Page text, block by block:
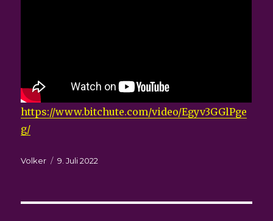
https://www.bitchute.com/video/Egyv3GGlPge
g/
Autor
Volker
Veröffentlicht
9. Juli 2022